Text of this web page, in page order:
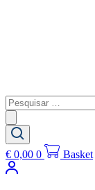
Pesquisar
…
€ 0,00 0 Basket